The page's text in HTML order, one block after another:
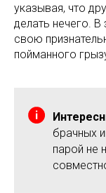
указывая, что
делать нечего.
свою
пойманного
брачных
парой не